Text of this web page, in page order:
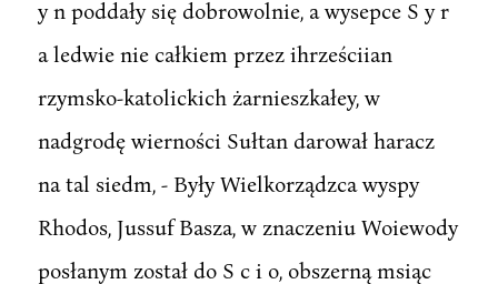
y n poddały się dobrowolnie, a wysepce S y r
a ledwie nie całkiem przez ihrześciian
rzymsko-katolickich żarnieszkałey, w
nadgrodę wierności Sułtan darował haracz
na tal siedm, - Były Wielkorządzca wyspy
Rhodos, Jussuf Basza, w znaczeniu Woiewody
posłanym został do S c i o, obszerną msiąc